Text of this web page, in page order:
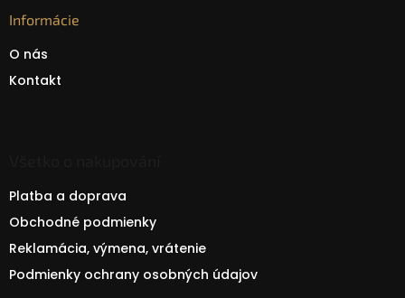
Informácie
O nás
Kontakt
Platba a doprava
Obchodné podmienky
Reklamácia, výmena, vrátenie
Podmienky ochrany osobných údajov